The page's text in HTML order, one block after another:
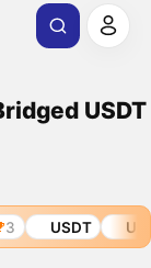
USDT
USDT USDT